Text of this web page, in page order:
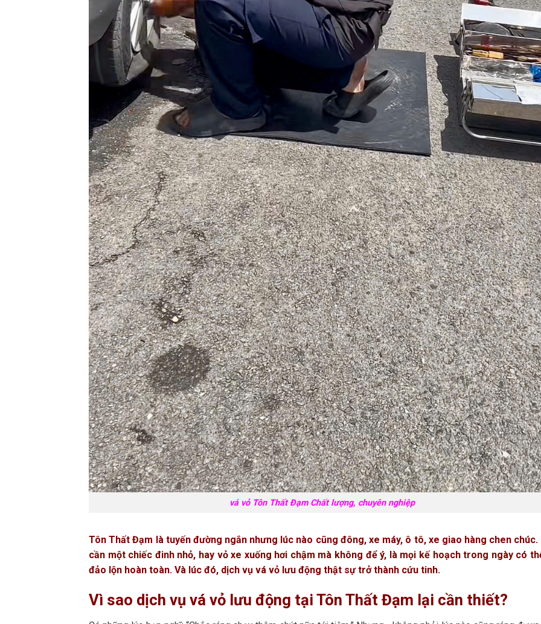
vá vỏ Tôn Thất Đạm Chất lượng, chuyên nghiệp
Tôn Thất Đạm là tuyến đường ngắn nhưng lúc nào cũng đông, xe máy, ô tô, xe giao hàng chen chúc.
cần một chiếc đinh nhỏ, hay vỏ xe xuống hơi chậm mà không để ý, là mọi kế hoạch trong ngày có
đảo lộn hoàn toàn. Và lúc đó, dịch vụ vá vỏ lưu động thật sự trở thành cứu tinh.
Vì sao dịch vụ vá vỏ lưu động tại Tôn Thất Đạm lại cần thiết?